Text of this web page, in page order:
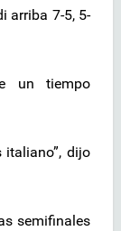
arriba 7-5, 5-
un tiempo
italiano”, dijo
semifinales